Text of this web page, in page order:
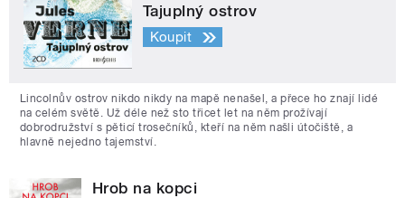
Tajuplný ostrov
Koupit
Lincolnův ostrov nikdo nikdy na mapě nenašel, a přece ho znají lidé
na celém světě. Už déle než sto třicet let na něm prožívají
dobrodružství s pěticí trosečníků, kteří na něm našli útočiště, a
hlavně nejedno tajemství.
Hrob na kopci